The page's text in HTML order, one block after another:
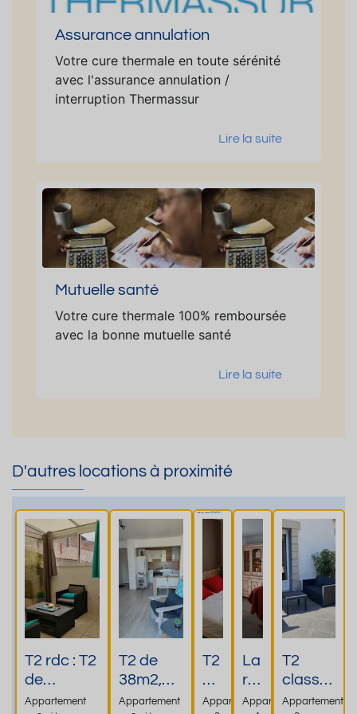
Assurance annulation
Votre cure thermale en toute sérénité
avec l'assurance annulation /
interruption Thermassur
Lire la suite
Mutuelle santé
Votre cure thermale 100% remboursée
avec la bonne mutuelle santé
Lire la suite
D'autres locations à proximité
T2 rdc : T2
de
50m2,200
Appartement
T2 de
38m2,
lits en 80
Appartement
T2
45
m
Appartement
La
ré
sid
Appartement
T2
classé
s 3 *,
Appartement